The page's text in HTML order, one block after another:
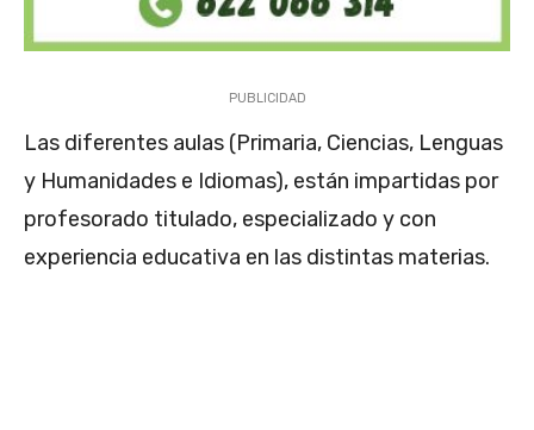
PUBLICIDAD
Las diferentes aulas (Primaria, Ciencias, Lenguas
y Humanidades e Idiomas), están impartidas por
profesorado titulado, especializado y con
experiencia educativa en las distintas materias.